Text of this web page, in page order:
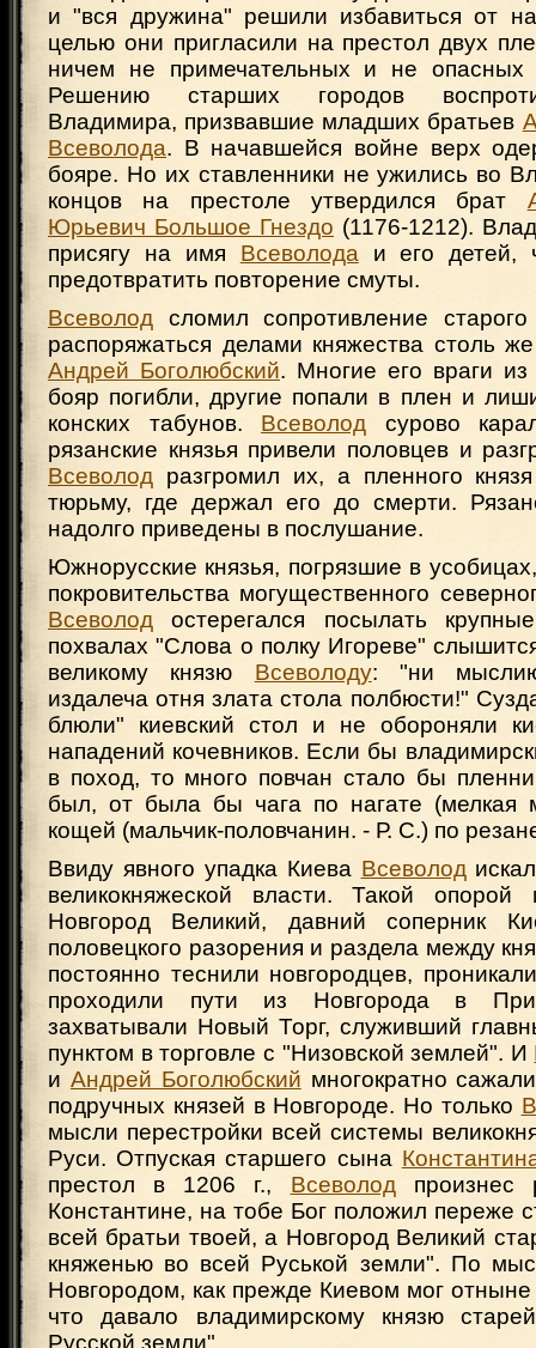
и "вся дружина" решили избавиться от
целью они пригласили на престол двух
ничем не примечательных и не опасных
Решению старших городов
Владимира, призвавшие младших братьев
Всеволода. В начавшейся войне верх
бояре. Но их ставленники не ужились во
концов на престоле утвердился брат
Юрьевич Большое Гнездо (1176-1212).
присягу на имя Всеволода и его детей,
предотвратить повторение смуты.
Всеволод сломил сопротивление
распоряжаться делами княжества столь
Андрей Боголюбский. Многие его враги из
бояр погибли, другие попали в плен и
конских табунов. Всеволод сурово
рязанские князья привели половцев и
Всеволод разгромил их, а пленного
тюрьму, где держал его до смерти.
надолго приведены в послушание.
Южнорусские князья, погрязшие в
покровительства могущественного
Всеволод остерегался посылать
похвалах "Слова о полку Игореве"
великому князю Всеволоду: "ни
издалеча отня злата стола полбюсти!"
блюли" киевский стол и не обороняли
нападений кочевников. Если бы
в поход, то много повчан стало бы
был, от была бы чага по нагате (мелкая
кощей (мальчик-половчанин. - Р. С.) по
Ввиду явного упадка Киева Всеволод
великокняжеской власти. Такой
Новгород Великий, давний соперник
половецкого разорения и раздела между
постоянно теснили новгородцев,
проходили пути из Новгорода в
захватывали Новый Торг, служивший
пунктом в торговле с "Низовской землей". И
и Андрей Боголюбский многократно
подручных князей в Новгороде. Но только
мысли перестройки всей системы
Руси. Отпуская старшего сына
престол в 1206 г., Всеволодпроизнес
Константине, на тобе Бог положил переже
всей братьи твоей, а Новгород Великий
княженью во всей Руськой земли". По
Новгородом, как прежде Киевом мог
что давало владимирскому князю
Русской земли".